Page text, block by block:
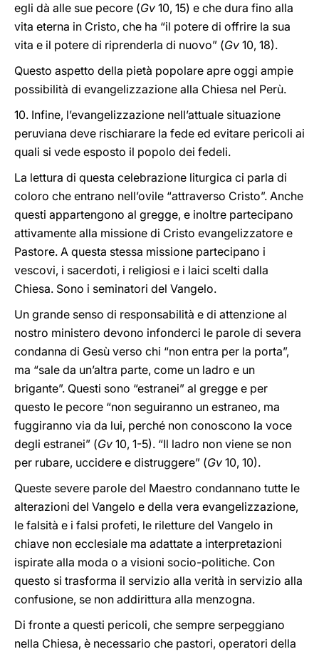
egli dà alle sue pecore (Gv 10, 15) e che dura fino alla
vita eterna in Cristo, che ha “il potere di offrire la sua
vita e il potere di riprenderla di nuovo” (Gv 10, 18).
Questo aspetto della pietà popolare apre oggi ampie
possibilità di evangelizzazione alla Chiesa nel Perù.
10. Infine, l’evangelizzazione nell’attuale situazione
peruviana deve rischiarare la fede ed evitare pericoli ai
quali si vede esposto il popolo dei fedeli.
La lettura di questa celebrazione liturgica ci parla di
coloro che entrano nell’ovile “attraverso Cristo”. Anche
questi appartengono al gregge, e inoltre partecipano
attivamente alla missione di Cristo evangelizzatore e
Pastore. A questa stessa missione partecipano i
vescovi, i sacerdoti, i religiosi e i laici scelti dalla
Chiesa. Sono i seminatori del Vangelo.
Un grande senso di responsabilità e di attenzione al
nostro ministero devono infonderci le parole di severa
condanna di Gesù verso chi “non entra per la porta”,
ma “sale da un’altra parte, come un ladro e un
brigante”. Questi sono “estranei” al gregge e per
questo le pecore “non seguiranno un estraneo, ma
fuggiranno via da lui, perché non conoscono la voce
degli estranei” (Gv 10, 1-5). “Il ladro non viene se non
per rubare, uccidere e distruggere” (Gv 10, 10).
Queste severe parole del Maestro condannano tutte le
alterazioni del Vangelo e della vera evangelizzazione,
le falsità e i falsi profeti, le riletture del Vangelo in
chiave non ecclesiale ma adattate a interpretazioni
ispirate alla moda o a visioni socio-politiche. Con
questo si trasforma il servizio alla verità in servizio alla
confusione, se non addirittura alla menzogna.
Di fronte a questi pericoli, che sempre serpeggiano
nella Chiesa, è necessario che pastori, operatori della